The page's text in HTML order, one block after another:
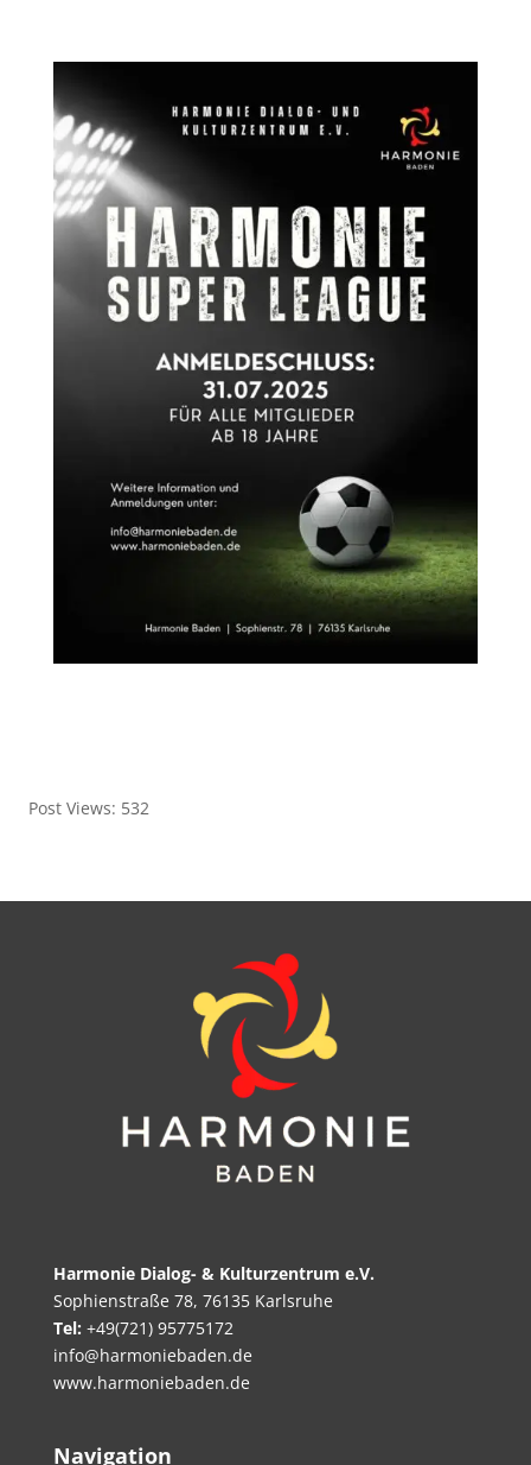
Post Views: 532
Harmonie Dialog- & Kulturzentrum e.V.
Sophienstraße 78, 76135 Karlsruhe
Tel: +49(721) 95775172
info@harmoniebaden.de
www.harmoniebaden.de
Navigation